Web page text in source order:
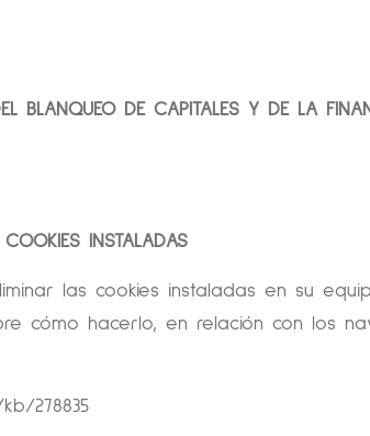
BLANQUEO DE CAPITALES Y DE LA
INSTALADAS
las cookies instaladas en su
cómo hacerlo, en relación con los
278835